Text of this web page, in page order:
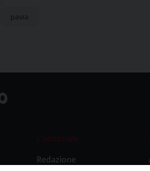
pavia
L’editoriale
Redazione